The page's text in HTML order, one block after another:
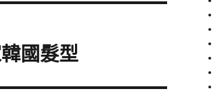
國髮型